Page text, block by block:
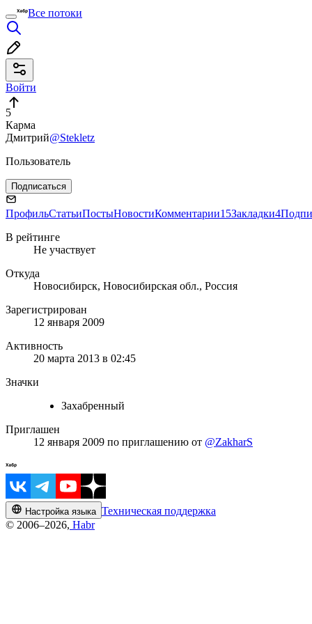
Все потоки
Войти
5
Карма
Дмитрий@Stekletz
Пользователь
Подписаться
ПрофильСтатьиПостыНовостиКомментарии15Закладки4
В рейтинге
Не участвует
Откуда
Новосибирск, Новосибирская обл., Россия
Зарегистрирован
12 января 2009
Активность
20 марта 2013 в 02:45
Значки
Захабренный
Приглашен
12 января 2009 по приглашению от @ZakharS
Настройка языка Техническая поддержка
© 2006–2026, Habr